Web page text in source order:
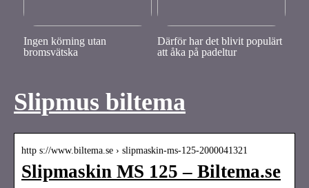
Ingen körning utan
bromsvätska
Därför har det blivit populärt
att åka på padeltur
Slipmus biltema
http s://www.biltema.se › slipmaskin-ms-125-2000041321
Slipmaskin MS 125 – Biltema.se